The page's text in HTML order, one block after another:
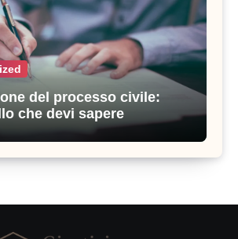
del processo civile:
che devi sapere